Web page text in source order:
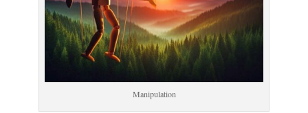
Manipulation